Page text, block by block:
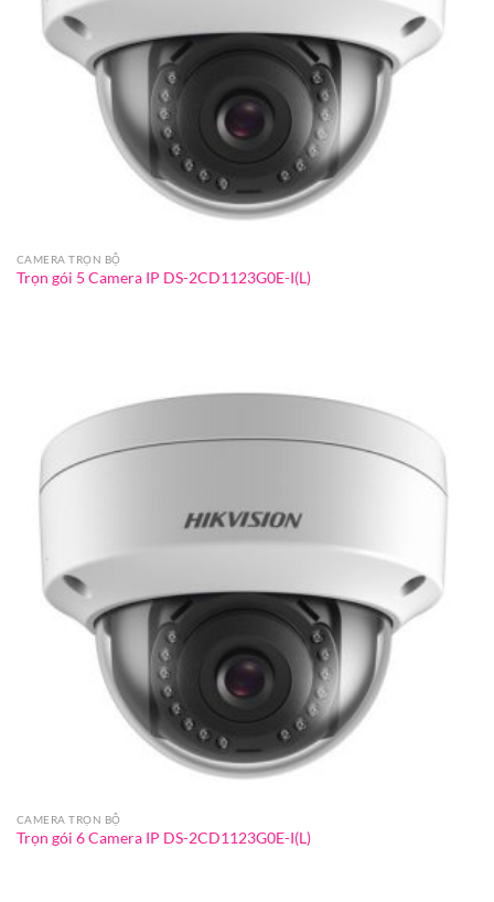
CAMERA TRỌN BỘ
Trọn gói 5 Camera IP DS-2CD1123G0E-I(L)
CAMERA TRỌN BỘ
Trọn gói 6 Camera IP DS-2CD1123G0E-I(L)